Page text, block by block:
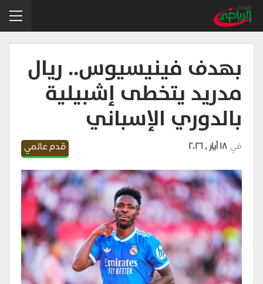
بهدف فينيسيوس.. ريال
مدريد يتخطى إشبيلية
بالدوري الإسباني
قدم عالمي في 18 أيار , 2026